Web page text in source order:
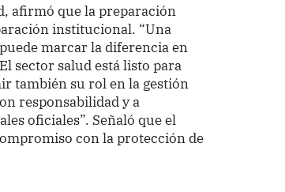
afirmó que la preparación
institucional. “Una
marcar la diferencia en
sector salud está listo para
también su rol en la gestión
responsabilidad y a
oficiales”. Señaló que el
con la protección de